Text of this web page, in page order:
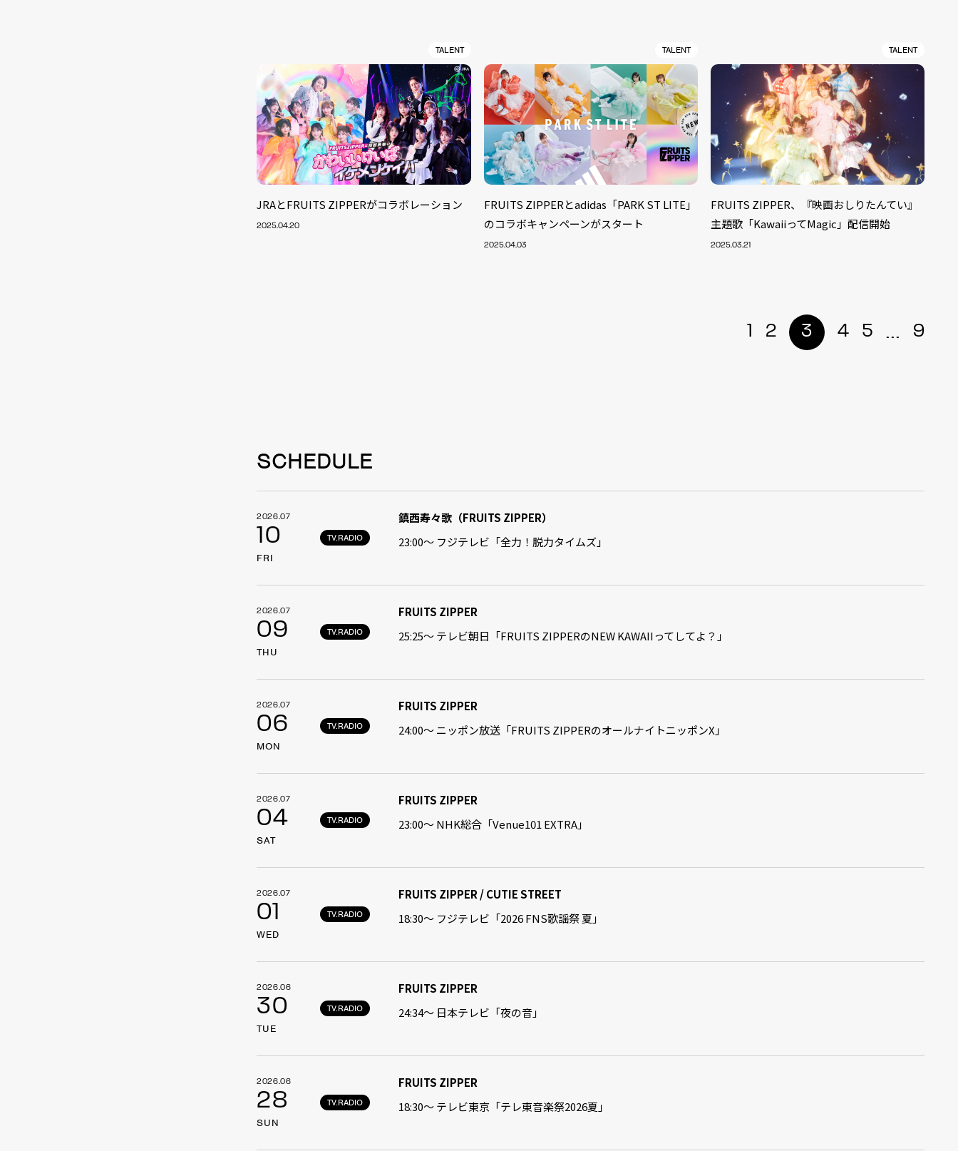
TALENT
JRAとFRUITS ZIPPERがコラボレーション
2025.04.20
TALENT
FRUITS ZIPPERとadidas「PARK ST LITE」
のコラボキャンペーンがスタート
2025.04.03
TALENT
FRUITS ZIPPER、『映画おしりたんてい』
主題歌「KawaiiってMagic」配信開始
2025.03.21
1 2 3 4 5 ... 9
SCHEDULE
2026.07
10
FRI
TV.RADIO
鎮西寿々歌（FRUITS ZIPPER）
23:00〜 フジテレビ「全力！脱力タイムズ」
2026.07
09
THU
TV.RADIO
FRUITS ZIPPER
25:25～ テレビ朝日「FRUITS ZIPPERのNEW KAWAIIってしてよ？」
2026.07
06
MON
TV.RADIO
FRUITS ZIPPER
24:00〜 ニッポン放送「FRUITS ZIPPERのオールナイトニッポンX」
2026.07
04
SAT
TV.RADIO
FRUITS ZIPPER
23:00〜 NHK総合「Venue101 EXTRA」
2026.07
01
WED
TV.RADIO
FRUITS ZIPPER / CUTIE STREET
18:30〜 フジテレビ「2026 FNS歌謡祭 夏」
2026.06
30
TUE
TV.RADIO
FRUITS ZIPPER
24:34〜 日本テレビ「夜の音」
2026.06
28
SUN
TV.RADIO
FRUITS ZIPPER
18:30〜 テレビ東京「テレ東音楽祭2026夏」